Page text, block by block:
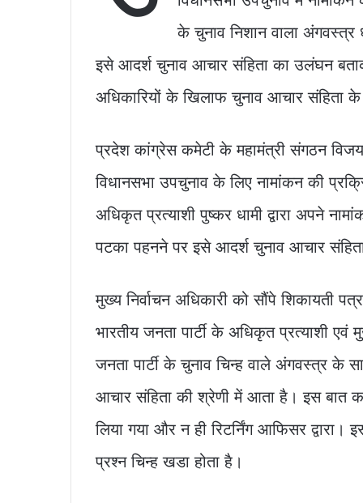
o
k
p
n
k
के चुनाव निशान वाला
इसे आदर्श चुनाव आचार संहिता का उलंघन
अधिकारियों के खिलाफ चुनाव आचार संहिता के
प्रदेश कांग्रेस कमेटी के महामंत्री संगठन
विधानसभा उपचुनाव के लिए नामांकन की
अधिकृत प्रत्याशी पुष्कर धामी द्वारा अपने
पटका पहनने पर इसे आदर्श चुनाव आचार
मुख्य निर्वाचन अधिकारी को सौंपे शिकायती
भारतीय जनता पार्टी के अधिकृत प्रत्याशी एवं
जनता पार्टी के चुनाव चिन्ह वाले अंगवस्त्र के
आचार संहिता की श्रेणी में आता है। इस बात का
लिया गया और न ही रिटर्निंग आफिसर द्वारा।
प्रश्न चिन्ह खडा होता है।